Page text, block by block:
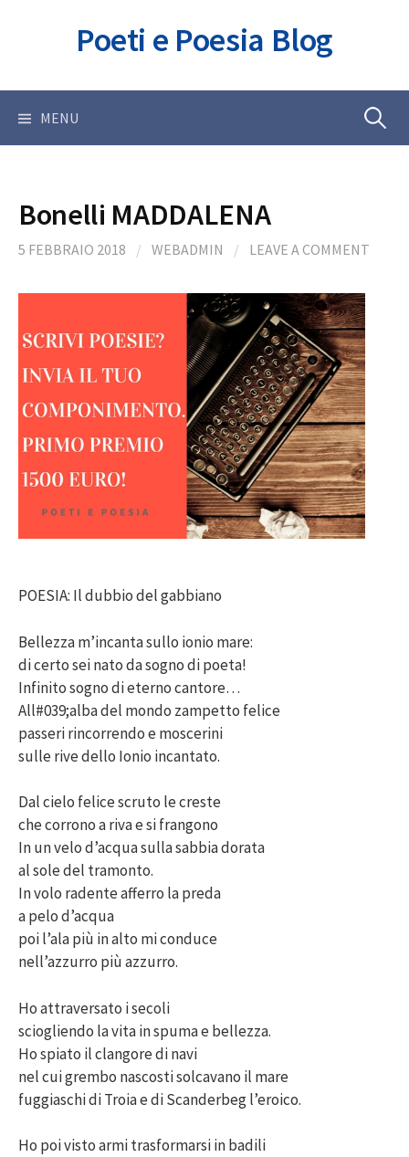
Poeti e Poesia Blog
MENU Ricerca
Bonelli MADDALENA
5 FEBBRAIO 2018 / WEBADMIN / LEAVE A COMMENT
POESIA: Il dubbio del gabbiano
Bellezza m’incanta sullo ionio mare:
di certo sei nato da sogno di poeta!
Infinito sogno di eterno cantore…
All#039;alba del mondo zampetto felice
passeri rincorrendo e moscerini
sulle rive dello Ionio incantato.
Dal cielo felice scruto le creste
che corrono a riva e si frangono
In un velo d’acqua sulla sabbia dorata
al sole del tramonto.
In volo radente afferro la preda
a pelo d’acqua
poi l’ala più in alto mi conduce
nell’azzurro più azzurro.
Ho attraversato i secoli
sciogliendo la vita in spuma e bellezza.
Ho spiato il clangore di navi
nel cui grembo nascosti solcavano il mare
fuggiaschi di Troia e di Scanderbeg l’eroico.
Ho poi visto armi trasformarsi in badili